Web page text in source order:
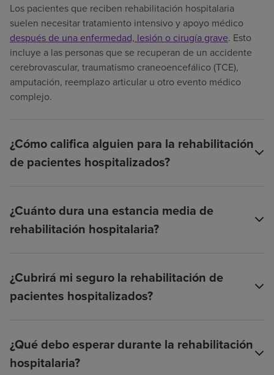
Los pacientes que reciben rehabilitación hospitalaria
suelen necesitar tratamiento intensivo y apoyo médico
después de una enfermedad, lesión o cirugía grave. Esto
incluye a las personas que se recuperan de un accidente
cerebrovascular, traumatismo craneoencefálico (TCE),
amputación, reemplazo articular u otro evento médico
complejo.
¿Cómo califica alguien para la rehabilitación
de pacientes hospitalizados?
¿Cuánto dura una estancia media de
rehabilitación hospitalaria?
¿Cubrirá mi seguro la rehabilitación de
pacientes hospitalizados?
¿Qué debo esperar durante la rehabilitación
hospitalaria?